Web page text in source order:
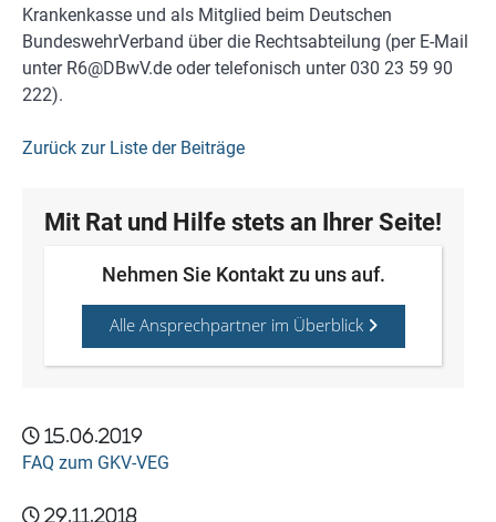
Krankenkasse und als Mitglied beim Deutschen
BundeswehrVerband über die Rechtsabteilung (per E-Mail
unter R6@DBwV.de oder telefonisch unter 030 23 59 90
222).
Zurück zur Liste der Beiträge
Mit Rat und Hilfe stets an Ihrer Seite!
Nehmen Sie Kontakt zu uns auf.
Alle Ansprechpartner im Überblick
15.06.2019
FAQ zum GKV-VEG
29.11.2018